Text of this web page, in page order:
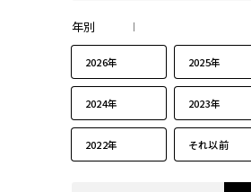
年別
2026年 2025年
2024年 2023年
2022年 それ以前